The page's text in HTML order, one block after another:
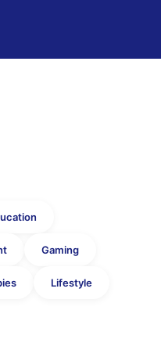
Gaming
Lifestyle